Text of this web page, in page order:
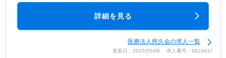
詳細を見る
医療法人慈久会の求人一覧
更新日：2025/05/09 求人番号：9824837